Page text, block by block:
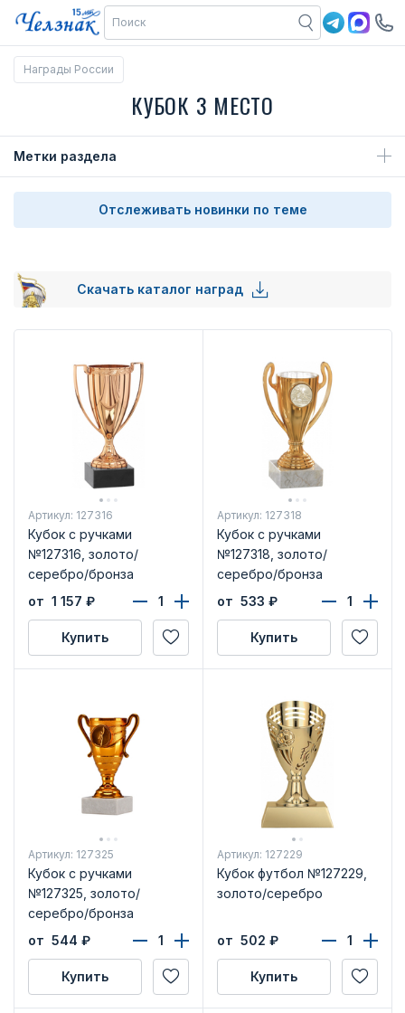
Награды России
КУБОК 3 МЕСТО
Метки раздела
Отслеживать новинки по теме
Скачать каталог наград
Артикул: 127316
Кубок с ручками
№127316, золото/
серебро/бронза
от 1 157 ₽
Купить
Артикул: 127318
Кубок с ручками
№127318, золото/
серебро/бронза
от 533 ₽
Купить
Артикул: 127325
Кубок с ручками
№127325, золото/
серебро/бронза
от 544 ₽
Купить
Артикул: 127229
Кубок футбол №127229,
золото/серебро
от 502 ₽
Купить